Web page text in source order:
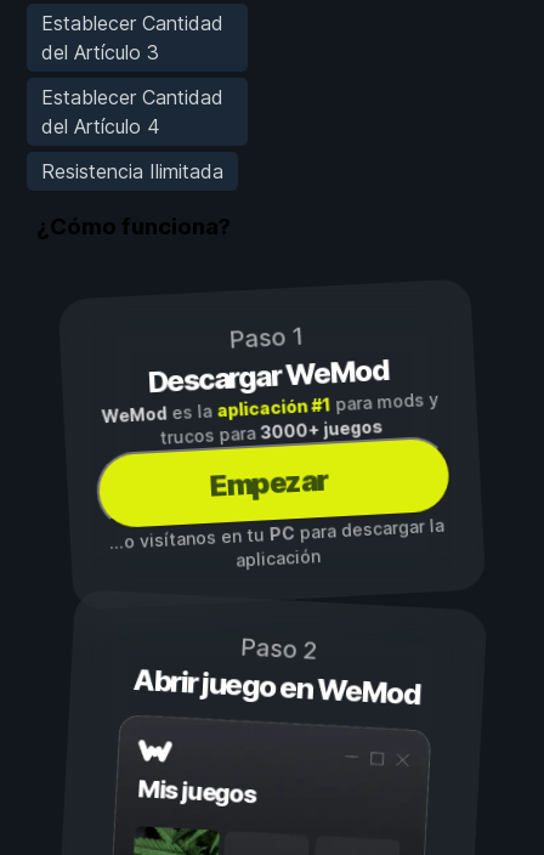
Establecer Cantidad
del Artículo 3
Establecer Cantidad
del Artículo 4
Resistencia Ilimitada
¿Cómo funciona?
Paso 1
Descargar WeMod
WeMod es la aplicación #1para mods y
trucos para3000+ juegos
Empezar
...o visítanos en tuPCpara descargar la
aplicación
Paso 2
Abrir juego en WeMod
Mis juegos